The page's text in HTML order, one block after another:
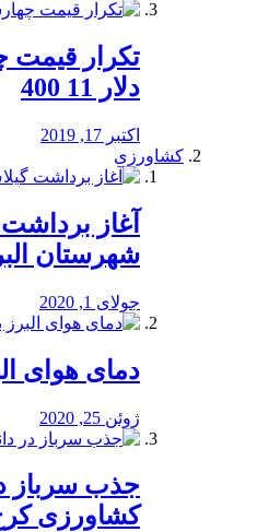
تکرار قیمت
دلار 11 400
اکتبر 17, 2019
کشاورزی
آغاز
شهرستان
جولای 1, 2020
دمای هوای
ژوئن 25, 2020
جذب سرباز
کشاورزی